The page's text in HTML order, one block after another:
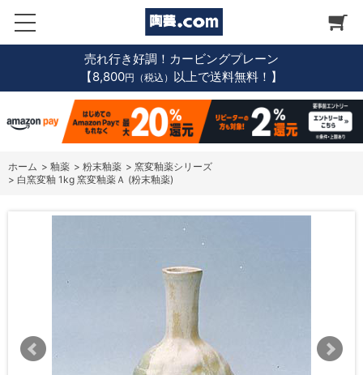
売れ行き好調！カービングプレーン
【8,800円（税込） 以上で送料無料！】
ホーム > 釉薬 > 粉末釉薬 > 窯変釉薬シリーズ
> 白窯変釉 1kg 窯変釉薬Ａ (粉末釉薬)